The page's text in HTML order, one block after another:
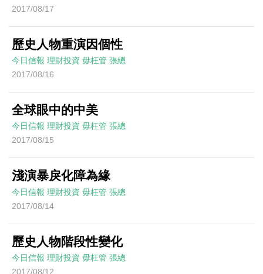
2017/08/17
歷史人物重演因個性
今日信報 理財投資 毋枉管 張總
2017/08/16
全球眼中的中美
今日信報 理財投資 毋枉管 張總
2017/08/15
淺演暴戾化障為緣
今日信報 理財投資 毋枉管 張總
2017/08/14
歷史人物階段性變化
今日信報 理財投資 毋枉管 張總
2017/08/12